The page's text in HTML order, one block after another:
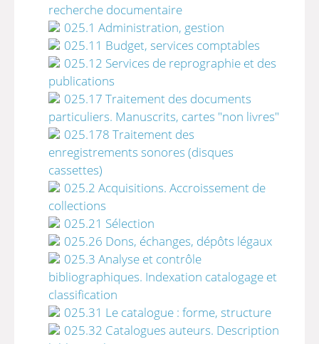
recherche documentaire
025.1 Administration, gestion
025.11 Budget, services comptables
025.12 Services de reprographie et des
publications
025.17 Traitement des documents
particuliers. Manuscrits, cartes "non livres"
025.178 Traitement des
enregistrements sonores (disques
cassettes)
025.2 Acquisitions. Accroissement de
collections
025.21 Sélection
025.26 Dons, échanges, dépôts légaux
025.3 Analyse et contrôle
bibliographiques. Indexation catalogage et
classification
025.31 Le catalogue : forme, structure
025.32 Catalogues auteurs. Description